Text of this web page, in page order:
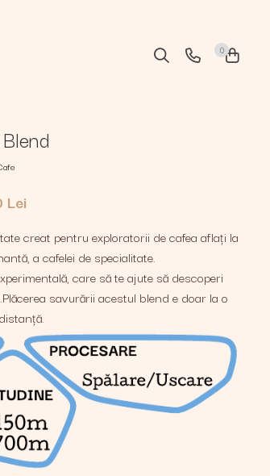
0
creat pentru exploratorii de cafea aflați la
a cafelei de specialitate.
care să te ajute să descoperi
savurării acestul blend e doar la o